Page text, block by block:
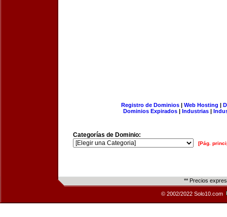
Registro de Dominios| Web Hosting |
Dominios Expirados | Industrias |
Categorías de Dominio:
[Pág.
** Precios
© 2002/2022 Solo10.com